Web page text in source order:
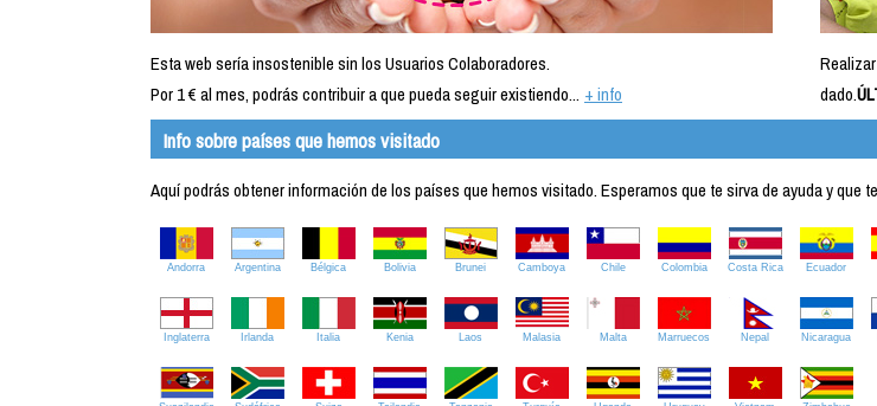
Esta web sería insostenible sin los Usuarios Colaboradores.
Por 1 € al mes, podrás contribuir a que pueda seguir existiendo... + info
dado.
Info sobre países que hemos visitado
Aquí podrás obtener información de los países que hemos visitado. Esperamos que te sirva de ayuda y que
Andorra Argentina Bélgica Bolivia Brunei Camboya Chile Colombia Costa Rica Ecuador
Inglaterra Irlanda Italia Kenia Laos Malasia Malta Marruecos Nepal Nicaragua